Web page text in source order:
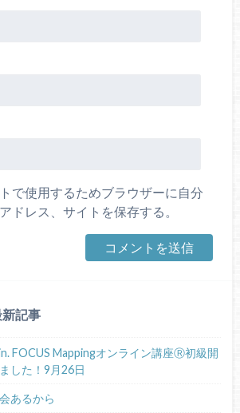
で使用するためブラウザーに自分
ドレス、サイトを保存する。
記事
FOCUS Mappingオンライン講座Ⓡ初級開
した！9月26日
あるから